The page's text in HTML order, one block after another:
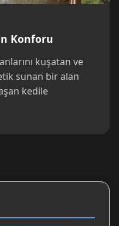
Konforu
kuşatan ve
sunan bir alan
kedile